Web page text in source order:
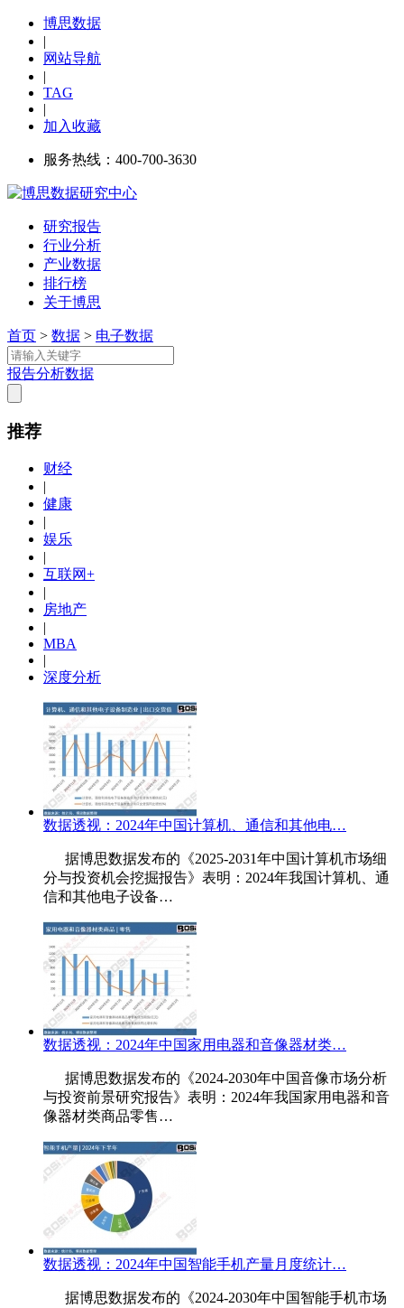
博思数据
|
网站导航
|
TAG
|
加入收藏
服务热线：400-700-3630
研究报告
行业分析
产业数据
排行榜
关于博思
首页 > 数据 > 电子数据
报告分析数据
推荐
财经
|
健康
|
娱乐
|
互联网+
|
房地产
|
MBA
|
深度分析
数据透视：2024年中国计算机、通信和其他电…
据博思数据发布的《2025-2031年中国计算机市场细
分与投资机会挖掘报告》表明：2024年我国计算机、通
信和其他电子设备…
数据透视：2024年中国家用电器和音像器材类…
据博思数据发布的《2024-2030年中国音像市场分析
与投资前景研究报告》表明：2024年我国家用电器和音
像器材类商品零售…
数据透视：2024年中国智能手机产量月度统计…
据博思数据发布的《2024-2030年中国智能手机市场